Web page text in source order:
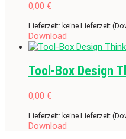
0,00 €
Lieferzeit: keine Lieferzeit
Download
Tool-Box Design
0,00 €
Lieferzeit: keine Lieferzeit
Download